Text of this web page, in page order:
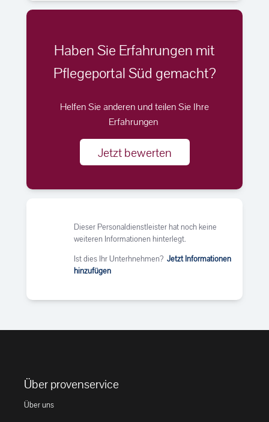
Haben Sie Erfahrungen mit
Pflegeportal Süd gemacht?
Helfen Sie anderen und teilen Sie Ihre
Erfahrungen
Jetzt bewerten
Dieser Personaldienstleister hat noch keine
weiteren Informationen hinterlegt.
Ist dies Ihr Unterhnehmen? Jetzt Informationen
hinzufügen
Über provenservice
Über uns